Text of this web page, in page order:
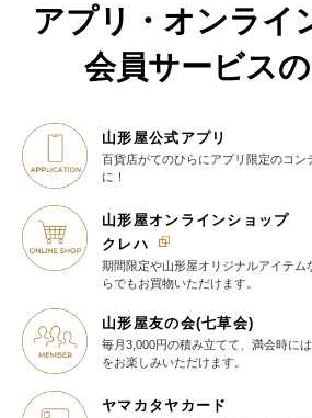
アプリ・オンライ
会員サービス
山形屋公式アプリ
百貨店がてのひらにアプリ限定のコン
に！
山形屋オンラインショップ
クレハ
期間限定や山形屋オリジナルアイテム
らでもお買物いただけます。
山形屋友の会(七草会)
毎月3,000円の積み立てて、満会時に
をお楽しみいただけます。
ヤマカタヤカード